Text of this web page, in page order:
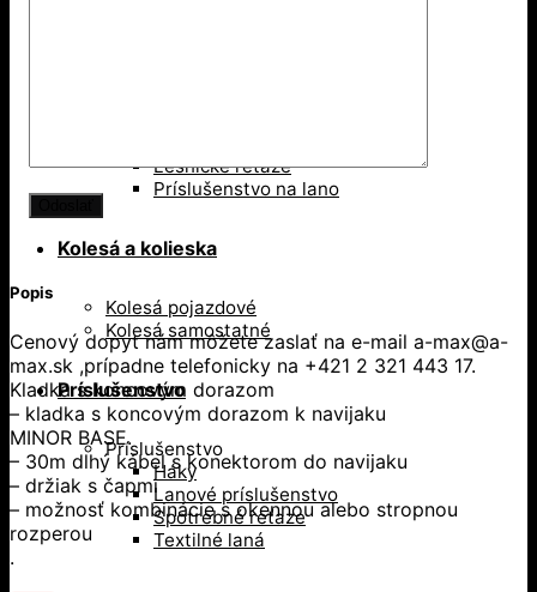
Lesnícke reťaze
Príslušenstvo na lano
Kolesá a kolieska
Kolesá pojazdové
Kolesá samostatné
Príslušenstvo
Príslušenstvo
Háky
Lanové príslušenstvo
Spotrebné reťaze
Textilné laná
Popis
Cenový dopyt nám môžete zaslať na e-mail a-max@a-
max.sk ,prípadne telefonicky na +421 2 321 443 17.
Kladka s koncovým dorazom
– kladka s koncovým dorazom k navijaku
MINOR BASE.
– 30m dlhý kábel s konektorom do navijaku
– držiak s čapmi
– možnosť kombinácie s okennou alebo stropnou
rozperou
.